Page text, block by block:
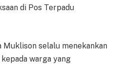
di Pos Terpadu
Muklison selalu menekankan
warga yang